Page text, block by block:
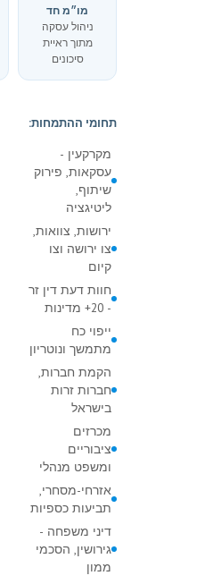
מו״מ חד
ניהול עסקה
מתוך ראיית
סיכונים
תחומי ההתמחות:
מקרקעין -
עסקאות, פירוק
שיתוף,
ליטיגציה
ירושות, צוואות,
צו ירושה וצו
קיום
חוות דעת דין זר
- 20+ מדינות
ייפוי כח
מתמשך ונוטריון
הקמת חברות,
חברות זרות
בישראל
מכרזים
ציבוריים
ומשפט מנהלי
אזרחי-מסחרי,
תביעות כספיות
דיני משפחה -
גירושין, הסכמי
ממון